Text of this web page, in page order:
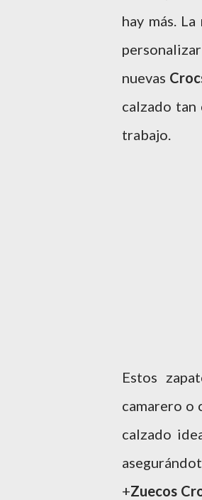
hay más.
nuevas
calzado
trabajo.
Estos
camarero o
calzado
+Zuecos